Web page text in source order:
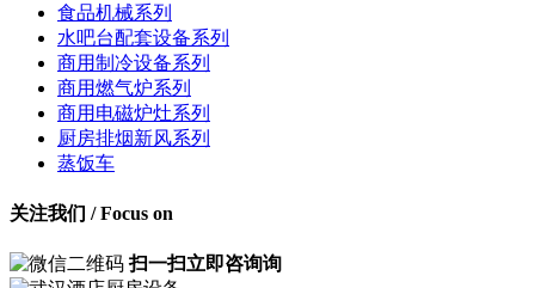
食品机械系列
水吧台配套设备系列
商用制冷设备系列
商用燃气炉系列
商用电磁炉灶系列
厨房排烟新风系列
蒸饭车
关注我们 / Focus on
扫一扫立即咨询询